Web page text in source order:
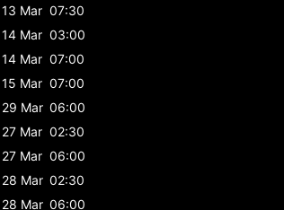
13 Mar 07:30
14 Mar 03:00
14 Mar 07:00
15 Mar 07:00
29 Mar 06:00
27 Mar 02:30
27 Mar 06:00
28 Mar 02:30
28 Mar 06:00